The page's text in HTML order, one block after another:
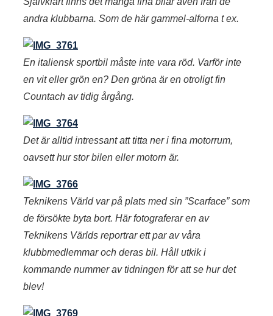
andra klubbarna. Som de här gammel-alforna t ex.
En italiensk sportbil måste inte vara röd. Varför inte
en vit eller grön en? Den gröna är en otroligt fin
Countach av tidig årgång.
Det är alltid intressant att titta ner i fina motorrum,
oavsett hur stor bilen eller motorn är.
Teknikens Värld var på plats med sin ”Scarface” som
de försökte byta bort. Här fotograferar en av
Teknikens Världs reportrar ett par av våra
klubbmedlemmar och deras bil. Håll utkik i
kommande nummer av tidningen för att se hur det
blev!